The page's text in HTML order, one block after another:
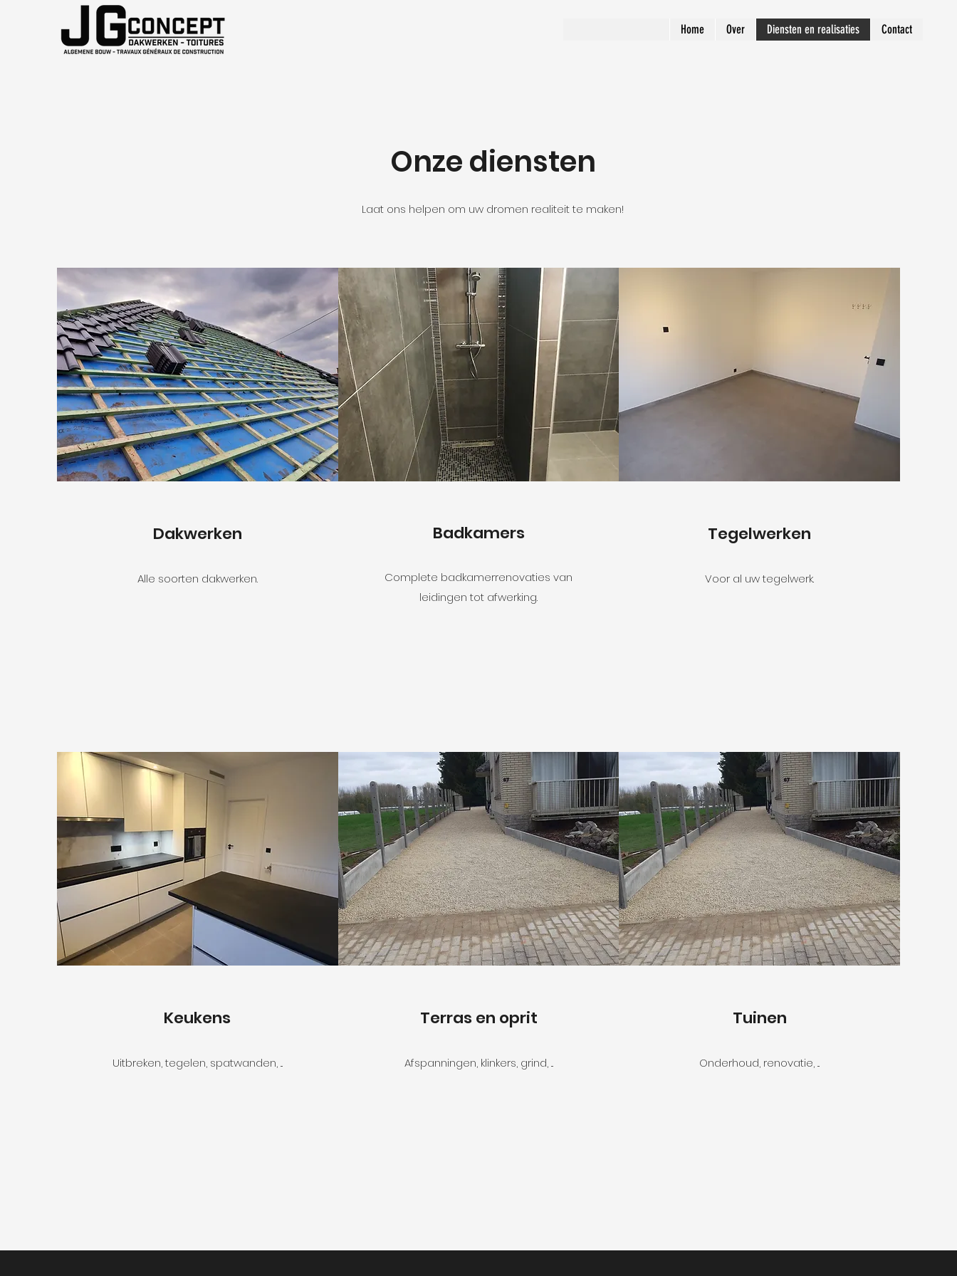
Home Over Diensten en realisaties Contact
Onze diensten
Laat ons helpen om uw dromen realiteit te maken!
Dakwerken
Alle soorten dakwerken.
Badkamers
Complete badkamerrenovaties van
leidingen tot afwerking.
Tegelwerken
Voor al uw tegelwerk.
Keukens
Uitbreken, tegelen, spatwanden, ...
Terras en oprit
Afspanningen, klinkers, grind, ...
Tuinen
Onderhoud, renovatie, ...